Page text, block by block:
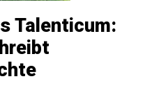
Talenticum: